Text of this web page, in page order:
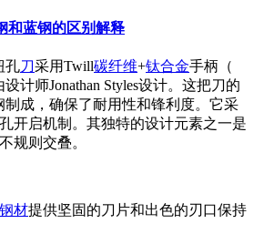
和蓝钢的区别解释
孔刀采用Twill碳纤维+钛合金手柄（
计师Jonathan Styles设计。这把刀的
制成，确保了耐用性和锋利度。它采
开启机制。其独特的设计元素之一是
规则交叠。
钢材提供坚固的刀片和出色的刃口保持